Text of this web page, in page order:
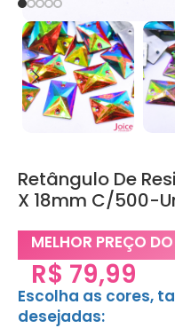
Retângulo De
X 18mm C/500-
MELHOR PREÇO
R$ 79,99
Escolha as cores,
desejadas: